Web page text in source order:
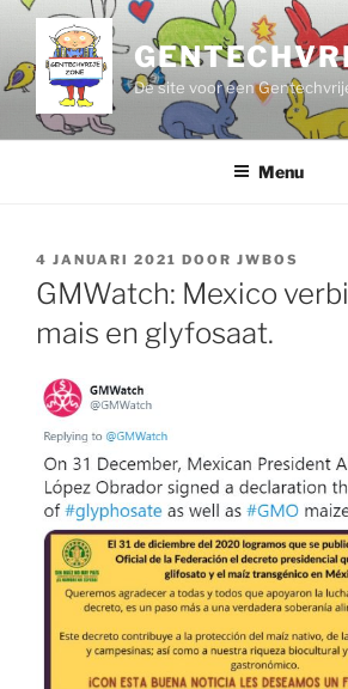
de
inhoud
De site voor een
Menu
GEPLAATST
OP
4 JANUARI 2021 DOOR JWBOS
GMWatch: Mexico
mais en glyfosaat.